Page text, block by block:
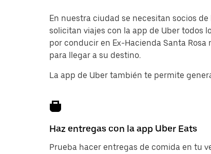
En nuestra ciudad se necesitan socios
solicitan viajes con la app de Uber todos
por conducir en Ex-Hacienda Santa
para llegar a su destino.
La app de Uber también te permite
Haz entregas con la app Uber Eats
Prueba hacer entregas de comida en tu